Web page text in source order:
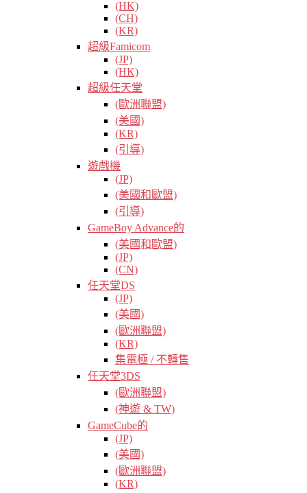
(HK)
(CH)
(KR)
超級Famicom
(JP)
(HK)
超級任天堂
(歐洲聯盟)
(美國)
(KR)
(引導)
遊戲機
(JP)
(美國和歐盟)
(引導)
GameBoy Advance的
(美國和歐盟)
(JP)
(CN)
任天堂DS
(JP)
(美國)
(歐洲聯盟)
(KR)
集電極 / 不轉售
任天堂3DS
(歐洲聯盟)
(神遊 & TW)
GameCube的
(JP)
(美國)
(歐洲聯盟)
(KR)